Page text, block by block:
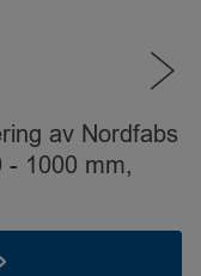
av Nordfabs
- 1000 mm,